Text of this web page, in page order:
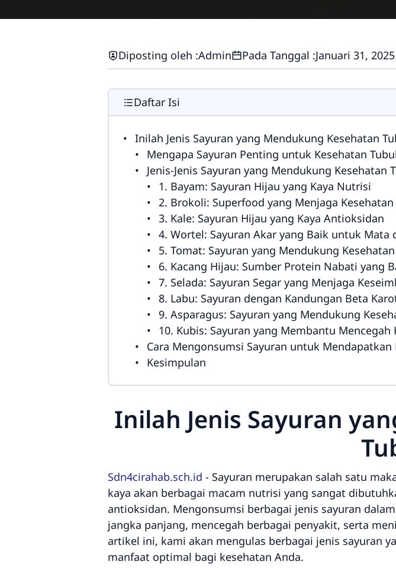
Diposting oleh :Admin Pada Tanggal :Januari 31, 2025
Daftar Isi
Inilah Jenis Sayuran yang Mendukung Kesehatan
Mengapa Sayuran Penting untuk Kesehatan
Jenis-Jenis Sayuran yang Mendukung Kesehatan
1. Bayam: Sayuran Hijau yang Kaya Nutrisi
2. Brokoli: Superfood yang Menjaga Kesehatan
3. Kale: Sayuran Hijau yang Kaya Antioksidan
4. Wortel: Sayuran Akar yang Baik untuk Mata
5. Tomat: Sayuran yang Mendukung
6. Kacang Hijau: Sumber Protein Nabati yang
7. Selada: Sayuran Segar yang Menjaga
8. Labu: Sayuran dengan Kandungan Beta
9. Asparagus: Sayuran yang Mendukung
10. Kubis: Sayuran yang Membantu Mencegah
Cara Mengonsumsi Sayuran untuk
Kesimpulan
Inilah Jenis Sayuran
Sdn4cirahab.sch.id - Sayuran merupakan salah satu
kaya akan berbagai macam nutrisi yang sangat
antioksidan. Mengonsumsi berbagai jenis sayuran
jangka panjang, mencegah berbagai penyakit, serta
artikel ini, kami akan mengulas berbagai jenis sayuran
manfaat optimal bagi kesehatan Anda.